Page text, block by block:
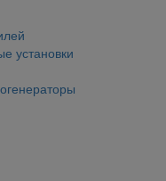
установки